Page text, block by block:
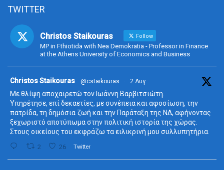
TWITTER
Christos Staikouras Follow
MP in Fthiotida with Nea Demokratia - Professor in Finance
at the Athens University of Economics and Business
Christos Staikouras @cstaikouras · 2 Αυγ
Με θλίψη αποχαιρετώ τον Ιωάννη Βαρβιτσιώτη.
Υπηρέτησε, επί δεκαετίες, με συνέπεια και αφοσίωση, την
πατρίδα, τη δημόσια ζωή και την Παράταξη της ΝΔ, αφήνοντας
ξεχωριστό αποτύπωμα στην πολιτική ιστορία της χώρας.
Στους οικείους του εκφράζω τα ειλικρινή μου συλλυπητήρια.
2 26 Twitter